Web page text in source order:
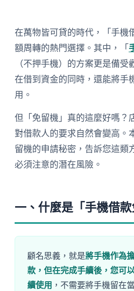
在萬物皆可貸的時代，「手機
額周轉的熱門選擇。其中，「
（不押手機）的方案更是備
在借到資金的同時，還能將手
用。
但「免留機」真的這麼好嗎？
對借款人的要求自然會變高。
留機的申請秘密，告訴您這類
必須注意的潛在風險。
一、什麼是「手機借
顧名思義，就是將手機作為
款，但在完成手續後，您可
續使用 ，不需要將手機留在